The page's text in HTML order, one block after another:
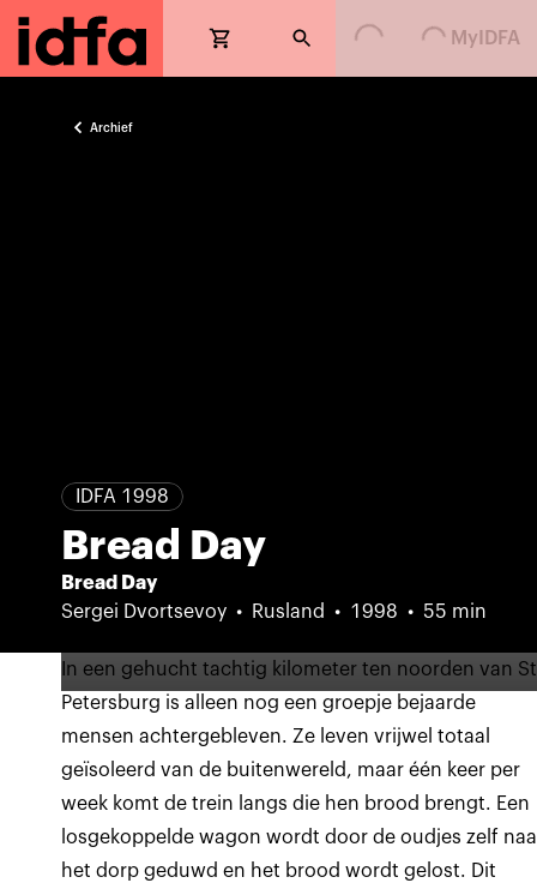
Loading...Loading... MyIDFA
Archief
IDFA 1998
Bread Day
Bread Day
Sergei Dvortsevoy
Rusland 1998 55 min
In een gehucht tachtig kilometer ten noorden van
Petersburg is alleen nog een groepje bejaarde
mensen achtergebleven. Ze leven vrijwel totaal
geïsoleerd van de buitenwereld, maar één keer per
week komt de trein langs die hen brood brengt. Een
losgekoppelde wagon wordt door de oudjes zelf
het dorp geduwd en het brood wordt gelost. Dit